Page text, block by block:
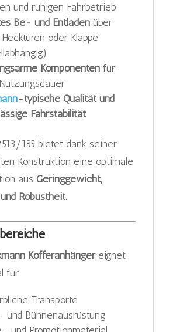
und ruhigen Fahrbetrieb
Be- und Entladenüber
oder Klappe
Komponentenfür
-typische Qualität und
Fahrstabilität
135 bietet dank seiner
Konstruktion eine optimale
aus Geringgewicht,
Robustheit.
Kofferanhängereignet
für:
Transporte
und Bühnenausrüstung